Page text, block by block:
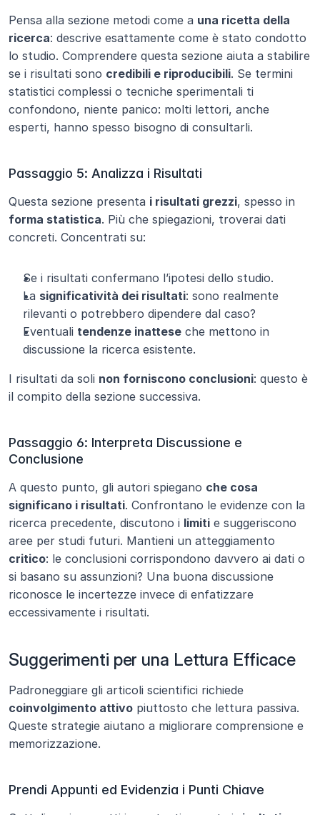
Pensa alla sezione metodi come a una ricetta della
ricerca: descrive esattamente come è stato condotto
lo studio. Comprendere questa sezione aiuta a stabilire
se i risultati sono credibili e riproducibili. Se termini
statistici complessi o tecniche sperimentali ti
confondono, niente panico: molti lettori, anche
esperti, hanno spesso bisogno di consultarli.
Passaggio 5: Analizza i Risultati
Questa sezione presenta i risultati grezzi
forma statistica. Più che spiegazioni, troverai dati
concreti. Concentrati su:
Se i risultati confermano l’ipotesi dello studio.
La significatività dei risultati: sono realmente
rilevanti o potrebbero dipendere dal caso?
Eventuali tendenze inattese che mettono in
discussione la ricerca esistente.
I risultati da soli non forniscono conclusioni: questo è
il compito della sezione successiva.
Passaggio 6: Interpreta Discussione e
Conclusione
A questo punto, gli autori spiegano che cosa
significano i risultati. Confrontano le evidenze con la
ricerca precedente, discutono i limiti e suggeriscono
critico: le conclusioni corrispondono davvero ai dati o
si basano su assunzioni? Una buona discussione
riconosce le incertezze invece di enfatizzare
eccessivamente i risultati.
Suggerimenti per una Lettura Efficace
coinvolgimento attivo piuttosto che lettura passiva.
Queste strategie aiutano a migliorare comprensione e
memorizzazione.
Prendi Appunti ed Evidenzia i Punti Chiave